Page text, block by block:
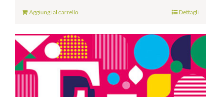
Aggiungi al carrello Dettagli